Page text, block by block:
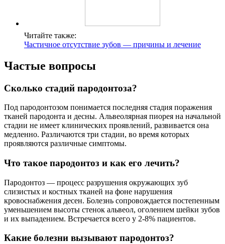
Читайте также:
Частичное отсутствие зубов — причины и лечение
Частые вопросы
Сколько стадий пародонтоза?
Под пародонтозом понимается последняя стадия поражения
тканей пародонта и десны. Альвеолярная пиорея на начальной
стадии не имеет клинических проявлений, развивается она
медленно. Различаются три стадии, во время которых
проявляются различные симптомы.
Что такое пародонтоз и как его лечить?
Пародонтоз — процесс разрушения окружающих зуб
слизистых и костных тканей на фоне нарушения
кровоснабжения десен. Болезнь сопровождается постепенным
уменьшением высоты стенок альвеол, оголением шейки зубов
и их выпадением. Встречается всего у 2-8% пациентов.
Какие болезни вызывают пародонтоз?